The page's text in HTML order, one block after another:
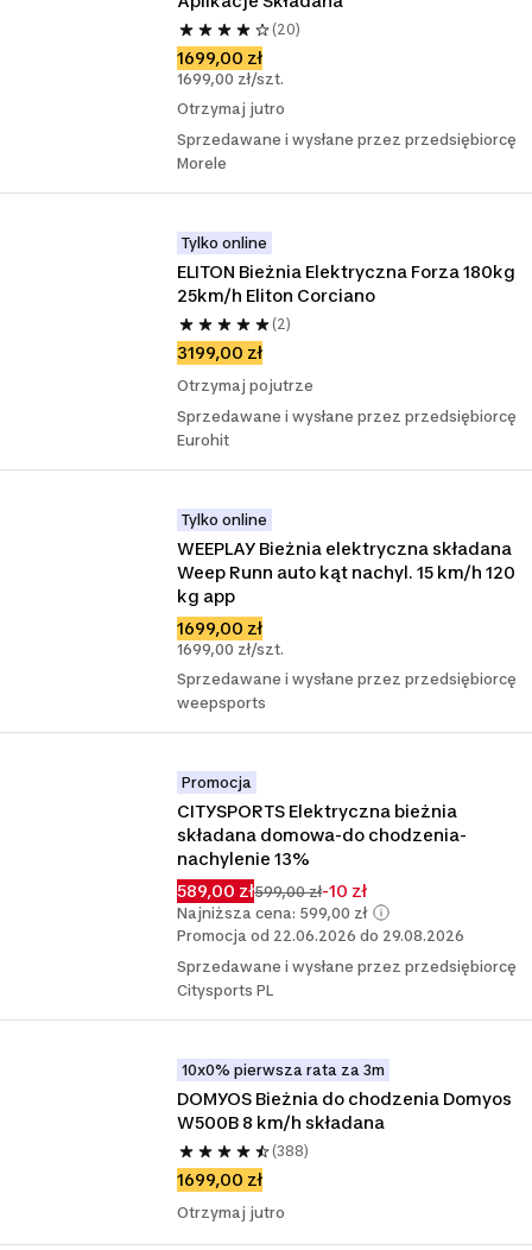
(20)
1699,00 zł
1699,00 zł/szt.
Otrzymaj jutro
Sprzedawane i wysłane przez przedsiębiorcę
Morele
Tylko online
ELITON Bieżnia Elektryczna Forza 180kg
25km/h Eliton Corciano
(2)
3199,00 zł
Otrzymaj pojutrze
Sprzedawane i wysłane przez przedsiębiorcę
Eurohit
Tylko online
WEEPLAY Bieżnia elektryczna składana
Weep Runn auto kąt nachyl. 15 km/h 120
kg app
1699,00 zł
1699,00 zł/szt.
Sprzedawane i wysłane przez przedsiębiorcę
weepsports
Promocja
CITYSPORTS Elektryczna bieżnia
składana domowa-do chodzenia-
nachylenie 13%
589,00 zł599,00 zł-10 zł
Najniższa cena: 599,00 zł
Promocja od 22.06.2026 do 29.08.2026
Sprzedawane i wysłane przez przedsiębiorcę
Citysports PL
10x0% pierwsza rata za 3m
DOMYOS Bieżnia do chodzenia Domyos
W500B 8 km/h składana
(388)
1699,00 zł
Otrzymaj jutro